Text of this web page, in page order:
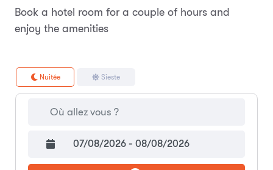
Book a hotel room for a couple of hours and
enjoy the amenities
Nuitée Sieste
07/08/2026 - 08/08/2026